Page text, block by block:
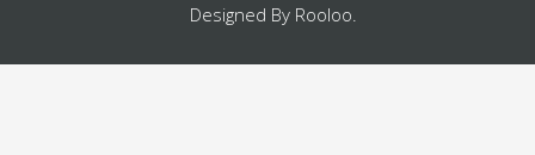
Designed By Rooloo.